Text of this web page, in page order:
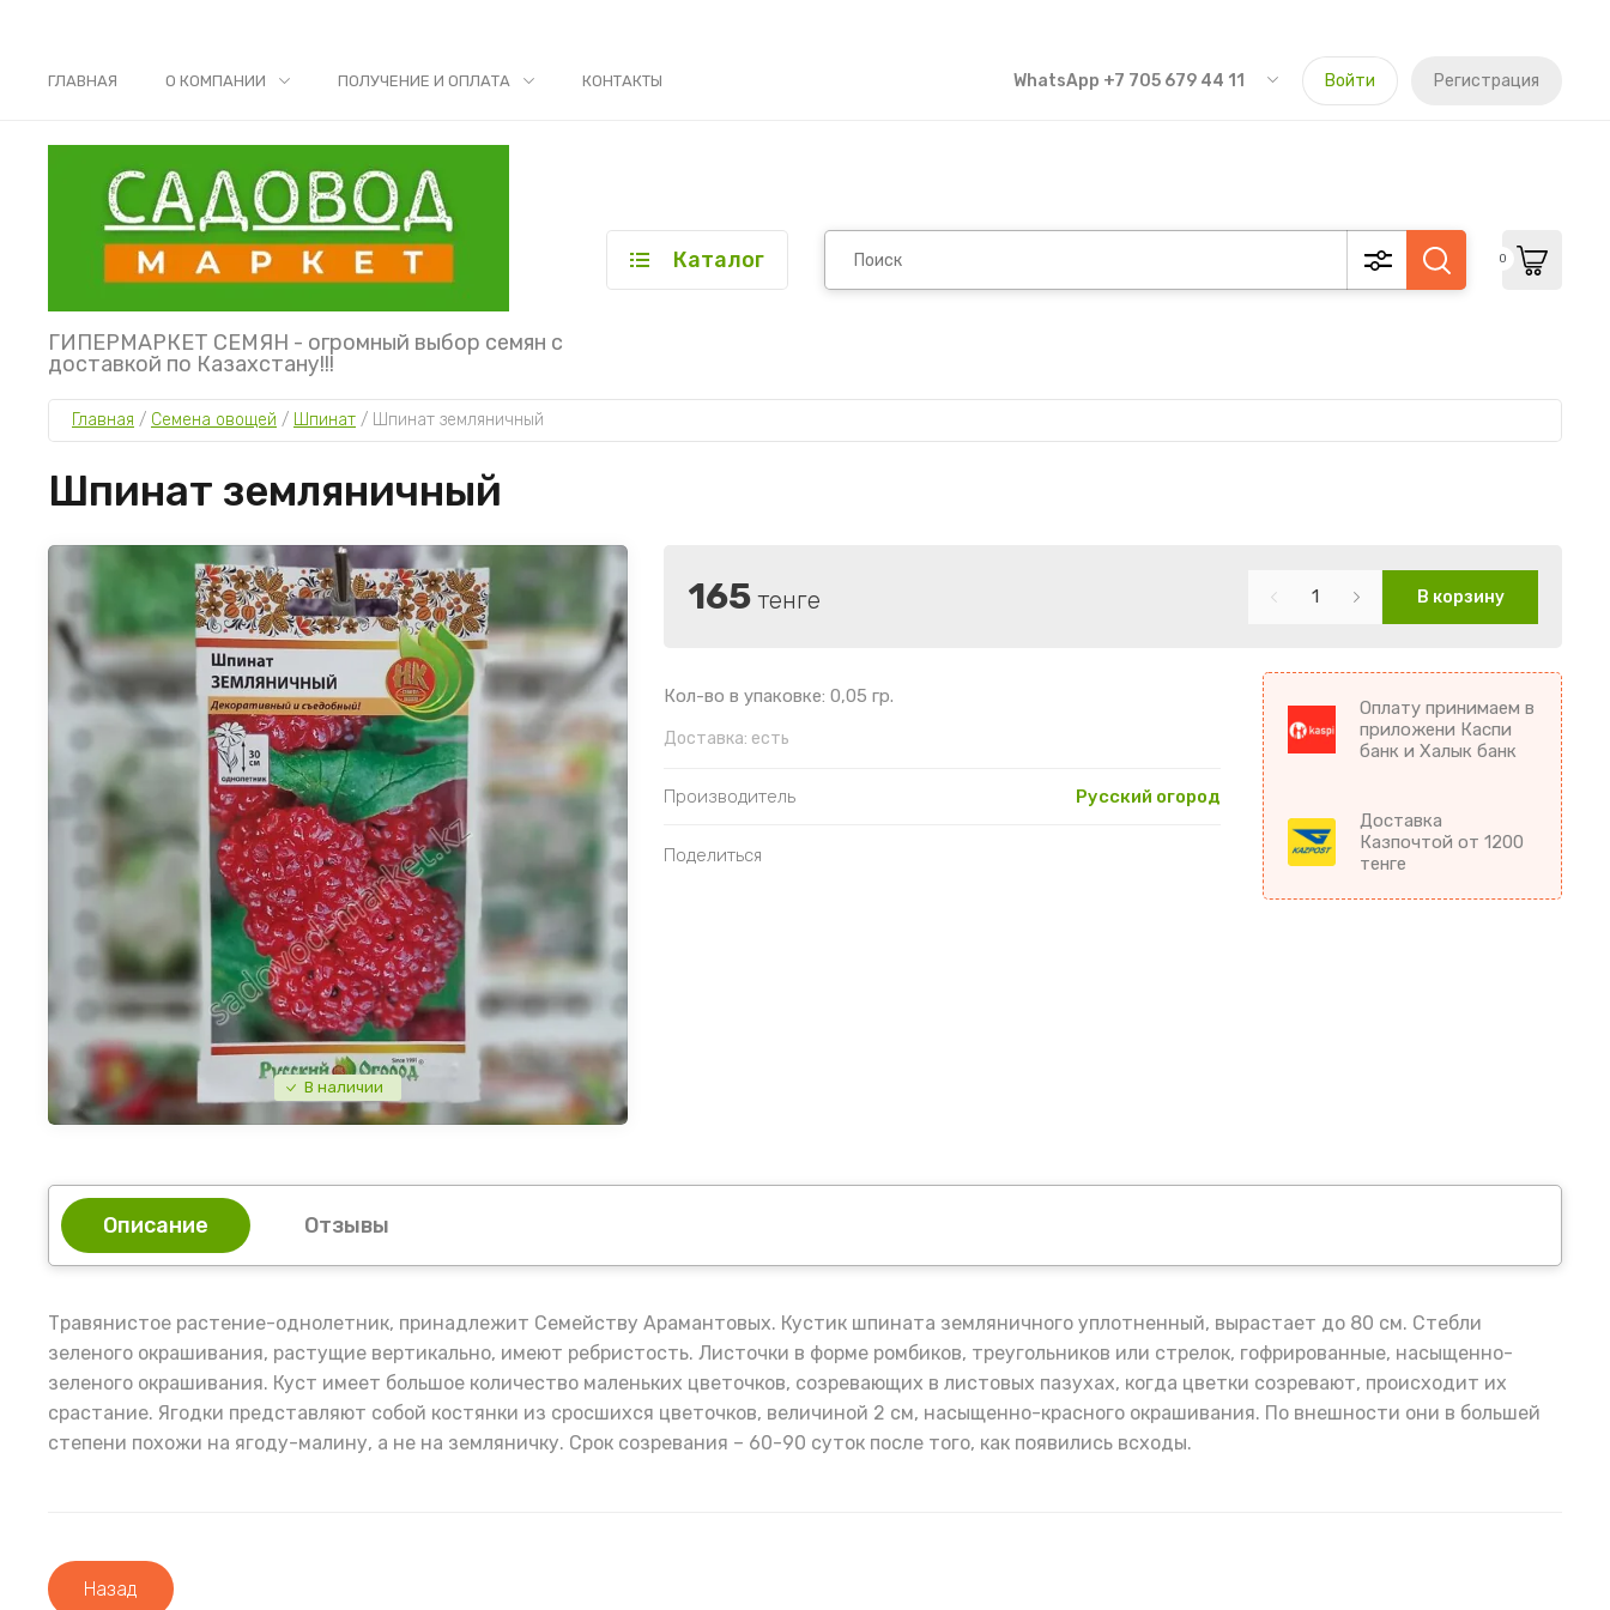
ГЛАВНАЯ О КОМПАНИИ ПОЛУЧЕНИЕ И ОПЛАТА КОНТАКТЫ WhatsApp +7 705 679 44 11 Войти Регистрация
ГИПЕРМАРКЕТ СЕМЯН - огромный выбор семян с
доставкой по Казахстану!!!
Каталог 0
Главная / Семена овощей / Шпинат / Шпинат земляничный
Шпинат земляничный
В наличии
165 тенге В корзину
Кол-во в упаковке: 0,05 гр.
Доставка: есть
Производитель Русский огород
Поделиться
Оплату принимаем в
приложени Каспи
банк и Халык банк
Доставка
Казпочтой от 1200
тенге
Описание Отзывы
Травянистое растение-однолетник, принадлежит Семейству Арамантовых. Кустик шпината земляничного уплотненный, вырастает до 80 см. Стебли
зеленого окрашивания, растущие вертикально, имеют ребристость. Листочки в форме ромбиков, треугольников или стрелок, гофрированные, насыщенно-
зеленого окрашивания. Куст имеет большое количество маленьких цветочков, созревающих в листовых пазухах, когда цветки созревают, происходит их
срастание. Ягодки представляют собой костянки из сросшихся цветочков, величиной 2 см, насыщенно-красного окрашивания. По внешности они в большей
степени похожи на ягоду-малину, а не на земляничку. Срок созревания – 60-90 суток после того, как появились всходы.
Назад